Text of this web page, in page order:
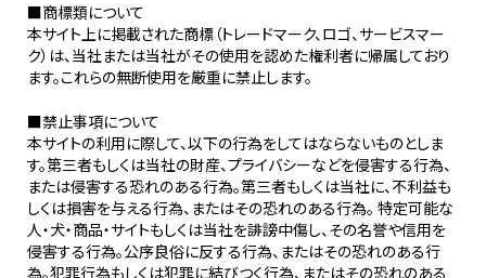
■商標類について
本サイト上に掲載された商標（トレードマーク、ロゴ、サービスマー
ク）は、当社または当社がその使用を認めた権利者に帰属しており
ます。これらの無断使用を厳重に禁止します。
■禁止事項について
本サイトの利用に際して、以下の行為をしてはならないものとしま
す。第三者もしくは当社の財産、プライバシーなどを侵害する行為、
または侵害する恐れのある行為。第三者もしくは当社に、不利益も
しくは損害を与える行為、またはその恐れのある行為。 特定可能な
人・犬・商品・サイトもしくは当社を誹謗中傷し、その名誉や信用を
侵害する行為。公序良俗に反する行為、またはその恐れのある行
為。犯罪行為もしくは犯罪に結びつく行為、またはその恐れのある